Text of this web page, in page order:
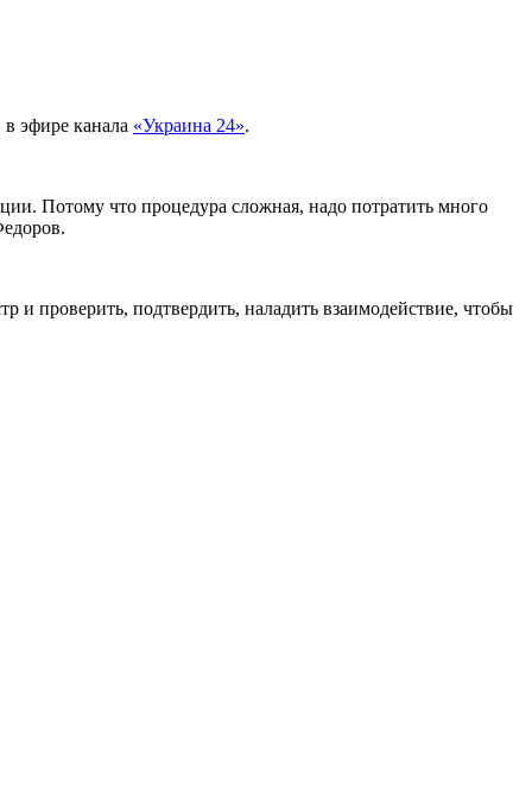
эфире канала «Украина 24».
Потому что процедура сложная, надо потратить много
и проверить, подтвердить, наладить взаимодействие, чтобы